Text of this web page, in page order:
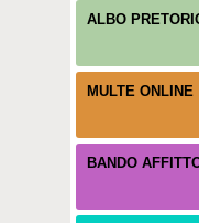
ALBO
MULTE ONLINE
BANDO